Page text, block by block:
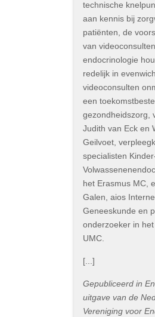
technische
aan kennis bij
patiënten, de
van
endocrinologie
redelijk in
videoconsulten
een
gezondheidszorg,
Judith van Eck en
Geilvoet,
specialisten
het Erasmus MC,
Galen, aios Interne
Geneeskunde en
onderzoeker in
UMC.
[...]
Gepubliceerd in
uitgave van de
Vereniging voor